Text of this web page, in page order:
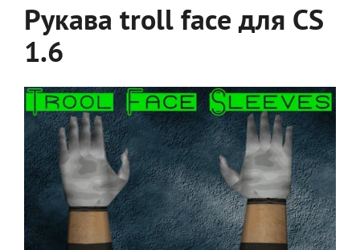
Рукава troll face для CS
1.6